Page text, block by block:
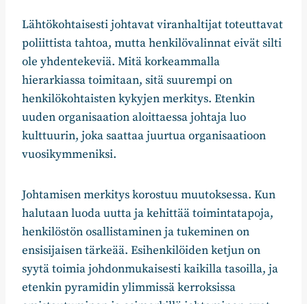
Lähtökohtaisesti johtavat viranhaltijat toteuttavat
poliittista tahtoa, mutta henkilövalinnat eivät silti
ole yhdentekeviä. Mitä korkeammalla
hierarkiassa toimitaan, sitä suurempi on
henkilökohtaisten kykyjen merkitys. Etenkin
uuden organisaation aloittaessa johtaja luo
kulttuurin, joka saattaa juurtua organisaatioon
vuosikymmeniksi.
Johtamisen merkitys korostuu muutoksessa. Kun
halutaan luoda uutta ja kehittää toimintatapoja,
henkilöstön osallistaminen ja tukeminen on
ensisijaisen tärkeää. Esihenkilöiden ketjun on
syytä toimia johdonmukaisesti kaikilla tasoilla, ja
etenkin pyramidin ylimmissä kerroksissa